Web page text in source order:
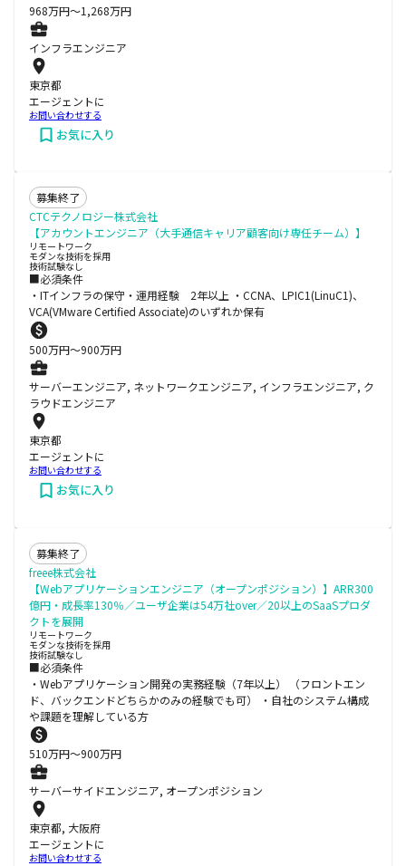
968万円〜1,268万円
インフラエンジニア
東京都
エージェントに
お問い合わせする
お気に入り
募集終了
CTCテクノロジー株式会社
【アカウントエンジニア（大手通信キャリア顧客向け専任チーム）】
リモートワーク
モダンな技術を採用
技術試験なし
■必須条件
・ITインフラの保守・運用経験 2年以上 ・CCNA、LPIC1(LinuC1)、
VCA(VMware Certified Associate)のいずれか保有
500万円〜900万円
サーバーエンジニア, ネットワークエンジニア, インフラエンジニア, ク
ラウドエンジニア
東京都
エージェントに
お問い合わせする
お気に入り
募集終了
freee株式会社
【Webアプリケーションエンジニア（オープンポジション）】ARR300
億円・成長率130％／ユーザ企業は54万社over／20以上のSaaSプロダ
クトを展開
リモートワーク
モダンな技術を採用
技術試験なし
■必須条件
・Webアプリケーション開発の実務経験（7年以上） （フロントエン
ド、バックエンドどちらかのみの経験でも可） ・自社のシステム構成
や課題を理解している方
510万円〜900万円
サーバーサイドエンジニア, オープンポジション
東京都, 大阪府
エージェントに
お問い合わせする